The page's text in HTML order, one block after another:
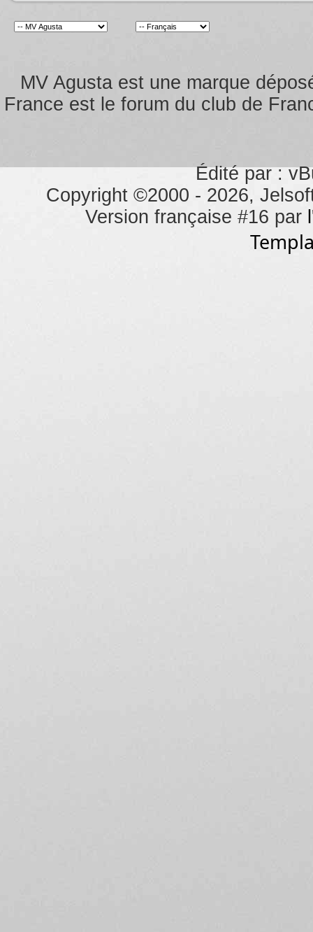
MV Agusta est une marque
France est le forum du club de
Édité par :
Copyright ©2000 - 2026,
Version française #16 par